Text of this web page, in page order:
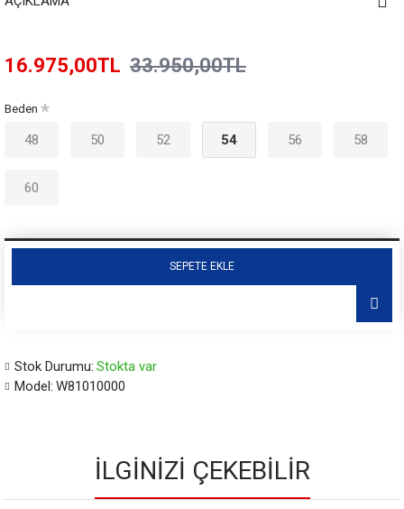
Stok Durumu: Stokta var
Model: W81010000
16.975,00TL 33.950,00TL
Beden
48 50 52 54 56 58
60
SEPETE EKLE
İLGINIZI ÇEKEBILIR